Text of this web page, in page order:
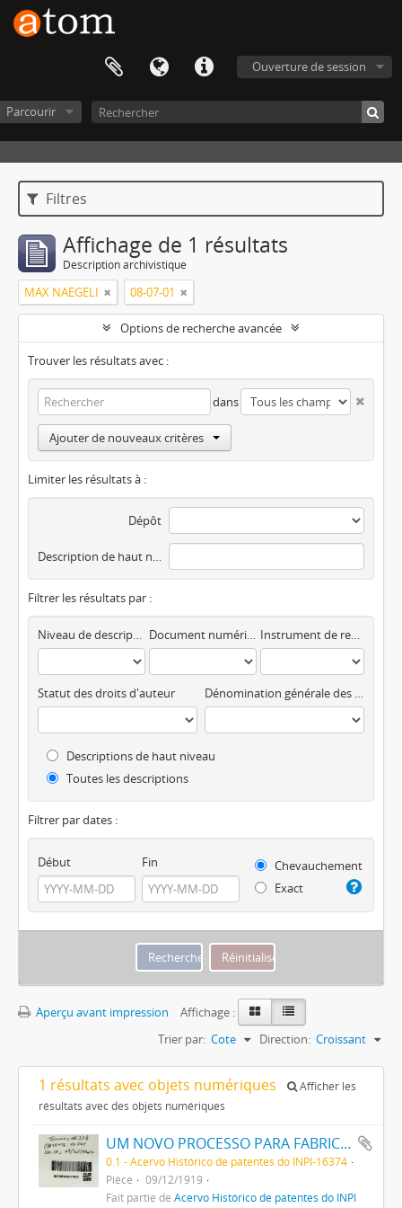
Ouverture de session
Parcourir
Filtres
Affichage de 1 résultats
Description archivistique
MAX NAEGELI 08-07-01
Options de recherche avancée
Trouver les résultats avec :
dans
Ajouter de nouveaux critères
Limiter les résultats à :
Dépôt
Description de haut niveau
Filtrer les résultats par :
Niveau de description Document numérique disponible Instrument de recherche
Statut des droits d'auteur Dénomination générale des documents
Descriptions de haut niveau
Toutes les descriptions
Filtrer par dates :
Début Fin
Chevauchement
Exact
Aperçu avant impression
Affichage :
Trier par: Cote Direction: Croissant
1 résultats avec objets numériques
Afficher les
résultats avec des objets numériques
UM NOVO PROCESSO PARA FABRICAÇÃO DE MATERIAS CORANTES PRETAS ESCARLATES E AZUIS DOS MATIZES MAIS CLAROS AOS MAIS ESCUROS PARA TINGIR ALGODÃO DIRECTAMENTE
0.1 - Acervo Histórico de patentes do INPI-16374
Pièce
09/12/1919
Fait partie de Acervo Histórico de patentes do INPI